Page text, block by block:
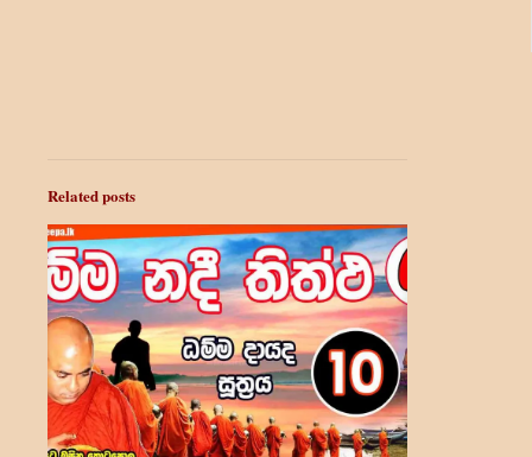
Related posts